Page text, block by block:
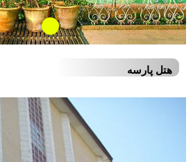
هتل پارسه